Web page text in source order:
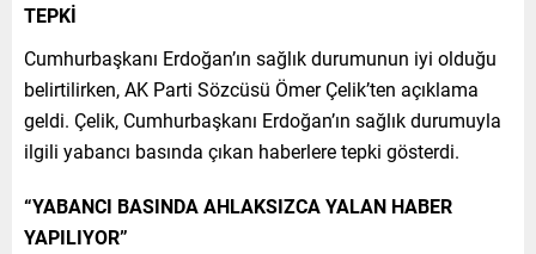
TEPKİ
Cumhurbaşkanı Erdoğan’ın sağlık durumunun iyi olduğu
belirtilirken, AK Parti Sözcüsü Ömer Çelik’ten açıklama
geldi. Çelik, Cumhurbaşkanı Erdoğan’ın sağlık durumuyla
ilgili yabancı basında çıkan haberlere tepki gösterdi.
“YABANCI BASINDA AHLAKSIZCA YALAN HABER
YAPILIYOR”